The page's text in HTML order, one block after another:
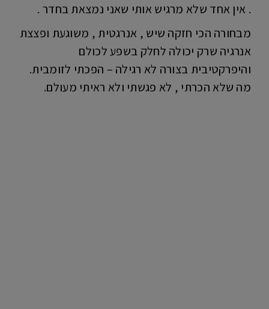
. אין אחד שלא מרגיש אותי שאני נמצאת בחדר .
מבחורה הכי חזקה שיש , אנרגטית , משוגעת ופצצת
אנרגיה שרק יכולה לחלק בשפע לכולם
והיפרקטיבית בצורה לא רגילה – הפכתי לזומבית.
מה שלא הכרתי , לא פגשתי ולא ראיתי מעולם.